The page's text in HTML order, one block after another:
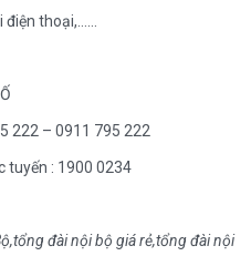
điện thoại,……
222 – 0911 795 222
tuyến : 1900 0234
đài nội bộ giá rẻ,tổng đài nội